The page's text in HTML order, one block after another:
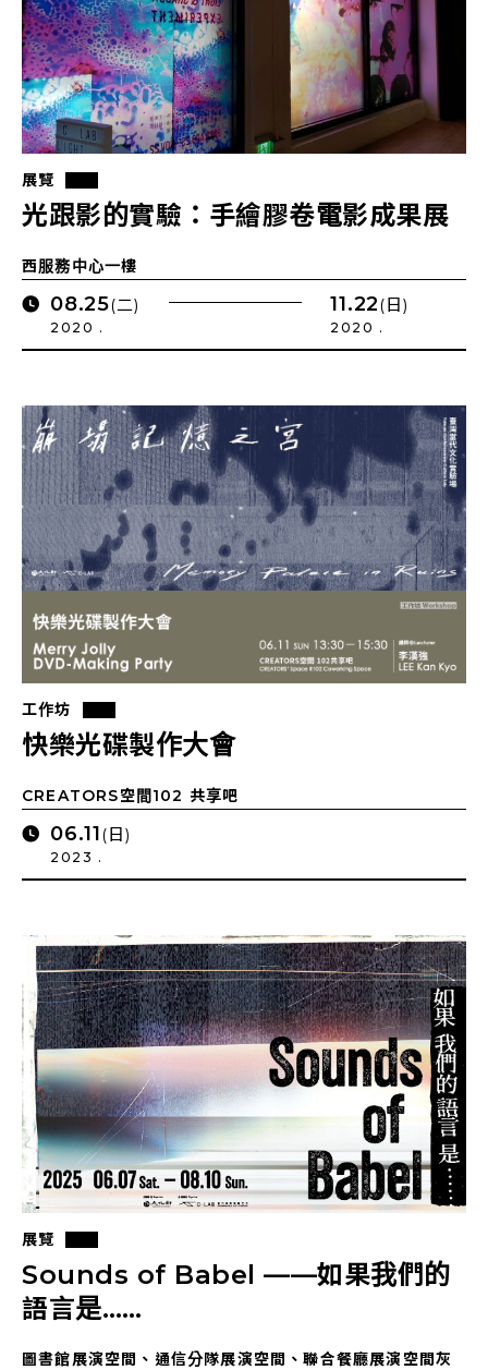
展覽
光跟影的實驗：手繪膠卷電影成果展
西服務中心一樓
08.25(二)
2020 .
11.22(日)
2020 .
工作坊
快樂光碟製作大會
CREATORS空間102 共享吧
06.11(日)
2023 .
展覽
Sounds of Babel ——如果我們的
語言是……
圖書館展演空間、通信分隊展演空間、聯合餐廳展演空間灰